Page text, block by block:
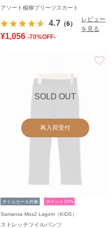
アソート楊柳プリーツスカート
4.7 （6）
レビュー
を見る
¥1,056 -70%OFF-
SOLD OUT
再入荷受付
タイムセール対象 ポイント10%
Samansa Mos2 Lagom（KIDS）
ストレッチツイルパンツ